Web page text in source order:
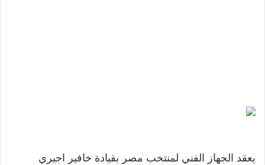
يعقد الجهاز الفني لمنتخب مصر بقيادة خافير اجيري